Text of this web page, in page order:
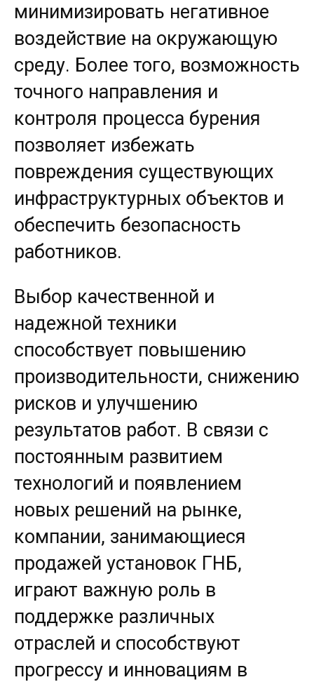
минимизировать негативное
воздействие на окружающую
среду. Более того, возможность
точного направления и
контроля процесса бурения
позволяет избежать
повреждения существующих
инфраструктурных объектов и
обеспечить безопасность
работников.
Выбор качественной и
надежной техники
способствует повышению
производительности, снижению
рисков и улучшению
результатов работ. В связи с
постоянным развитием
технологий и появлением
новых решений на рынке,
компании, занимающиеся
продажей установок ГНБ,
играют важную роль в
поддержке различных
отраслей и способствуют
прогрессу и инновациям в